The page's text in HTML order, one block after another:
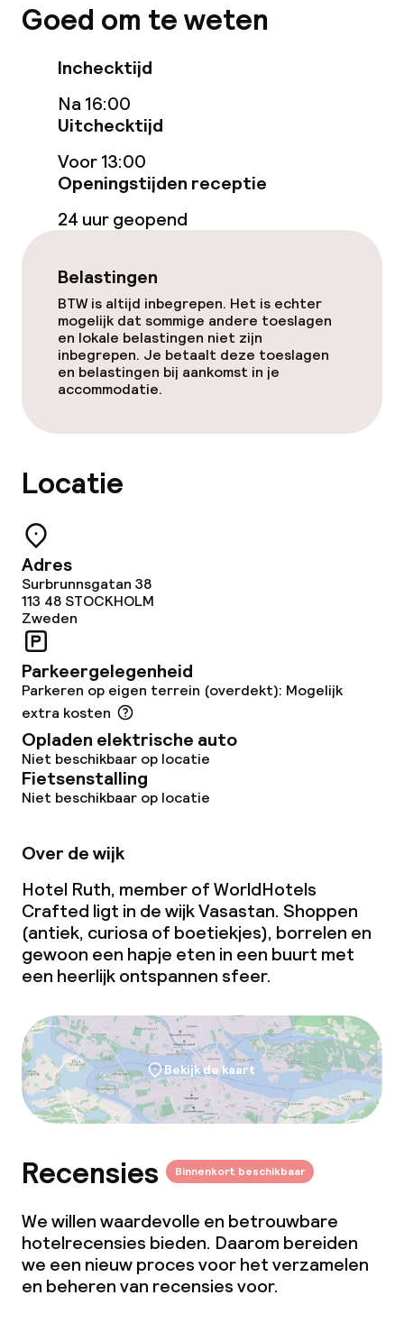
Goed om te weten
Inchecktijd
Na 16:00
Uitchecktijd
Voor 13:00
Openingstijden receptie
24 uur geopend
Belastingen
BTW is altijd inbegrepen. Het is echter
mogelijk dat sommige andere toeslagen
en lokale belastingen niet zijn
inbegrepen. Je betaalt deze toeslagen
en belastingen bij aankomst in je
accommodatie.
Locatie
Adres
Surbrunnsgatan 38
113 48 STOCKHOLM
Zweden
Parkeergelegenheid
Parkeren op eigen terrein (overdekt): Mogelijk
extra kosten
Opladen elektrische auto
Niet beschikbaar op locatie
Fietsenstalling
Niet beschikbaar op locatie
Over de wijk
Hotel Ruth, member of WorldHotels
Crafted ligt in de wijk Vasastan. Shoppen
(antiek, curiosa of boetiekjes), borrelen en
gewoon een hapje eten in een buurt met
een heerlijk ontspannen sfeer.
Bekijk de kaart
Recensies Binnenkort beschikbaar
We willen waardevolle en betrouwbare
hotelrecensies bieden. Daarom bereiden
we een nieuw proces voor het verzamelen
en beheren van recensies voor.